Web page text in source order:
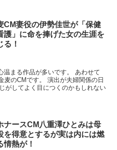
CM妻役の伊勢佳世が「保健
護」に命を捧げた女の生涯を
る！
温まる作品が多いです。 あわせて
麦のCMです。 演出が夫婦関係の日
がしてよく目につくのかもしれない
ナースCM八重澤ひとみは母
を得意とするが実は内には燃
情熱が！